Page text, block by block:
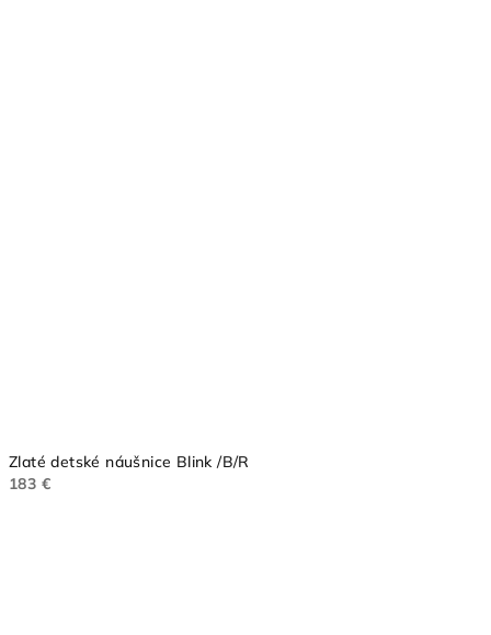
Zlaté detské náušnice Blink /B/R
183 €